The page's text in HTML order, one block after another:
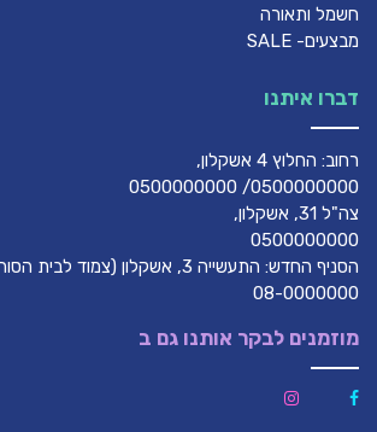
חשמל ותאורה
מבצעים- SALE
דברו איתנו
רחוב: החלוץ 4 אשקלון,
0500000000/ 0500000000
צה"ל 31, אשקלון,
0500000000
הסניף החדש: התעשייה 3, אשקלון (צמוד לבית הסוהר),
08-0000000
מוזמנים לבקר אותנו גם ב